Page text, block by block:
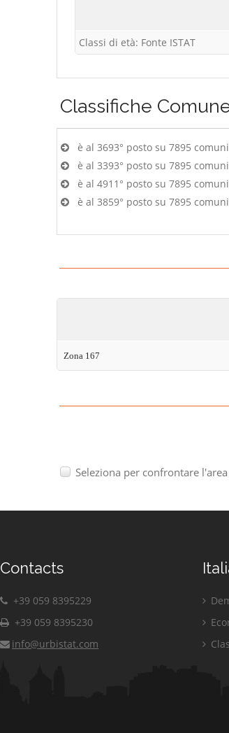
Classi di età: Fonte ISTAT
Classifiche
è al 3693° posto su 7895
è al 3393° posto su 7895
è al 4911° posto su 7895
è al 3859° posto su 7895
Zona 167
Seleziona per confrontare
Contacts
+39 059 8395229
+39 059 8395230
info@urbistat.com